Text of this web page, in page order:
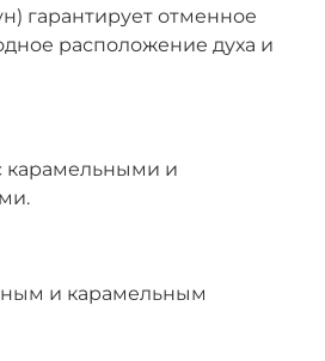
гарантирует отменное
расположение духа и
карамельными и
и карамельным